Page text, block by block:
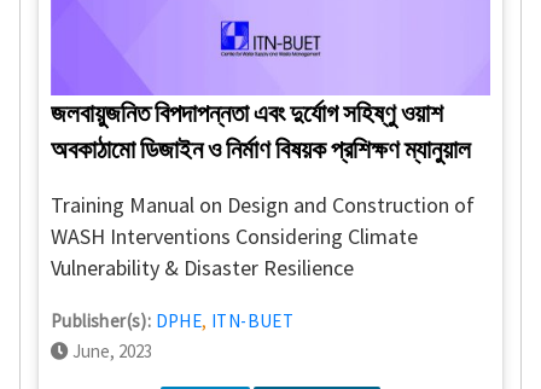
জলবায়ুজনিত বিপদাপন্নতা এবং দুর্যোগ সহিষ্ণু ওয়াশ
অবকাঠামো ডিজাইন ও নির্মাণ বিষয়ক প্রশিক্ষণ ম্যানুয়াল
Training Manual on Design and Construction of
WASH Interventions Considering Climate
Vulnerability & Disaster Resilience
Publisher(s): DPHE, ITN-BUET
June, 2023